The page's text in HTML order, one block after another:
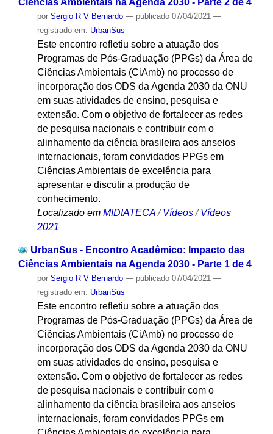
por Sergio R V Bernardo — publicado07/04/2021 —
registrado em: UrbanSus
Este encontro refletiu sobre a atuação dos
Programas de Pós-Graduação (PPGs) da Área de
Ciências Ambientais (CiAmb) no processo de
incorporação dos ODS da Agenda 2030 da ONU
em suas atividades de ensino, pesquisa e
extensão. Com o objetivo de fortalecer as redes
de pesquisa nacionais e contribuir com o
alinhamento da ciência brasileira aos anseios
internacionais, foram convidados PPGs em
Ciências Ambientais de excelência para
apresentar e discutir a produção de
conhecimento.
Localizado em MIDIATECA /Vídeos /Vídeos
2021
UrbanSus - Encontro Acadêmico: Impacto das
Ciências Ambientais na Agenda 2030 - Parte 1 de 4
por Sergio R V Bernardo — publicado07/04/2021 —
registrado em: UrbanSus
Este encontro refletiu sobre a atuação dos
Programas de Pós-Graduação (PPGs) da Área de
Ciências Ambientais (CiAmb) no processo de
incorporação dos ODS da Agenda 2030 da ONU
em suas atividades de ensino, pesquisa e
extensão. Com o objetivo de fortalecer as redes
de pesquisa nacionais e contribuir com o
alinhamento da ciência brasileira aos anseios
internacionais, foram convidados PPGs em